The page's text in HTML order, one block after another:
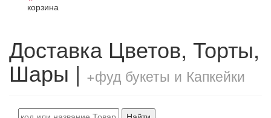
корзина
Доставка Цветов, Торты,
Шары | +фуд букеты и Капкейки